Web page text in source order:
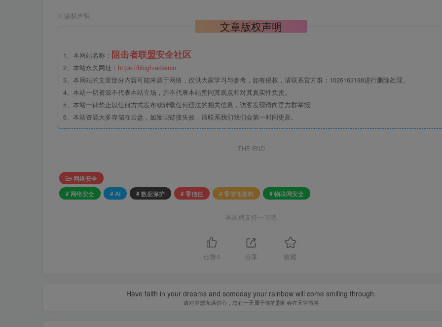
© 版权声明
文章版权声明
1、本网站名称： 阻击者联盟安全社区
2、本站永久网址： https://blogh-ackercn
3、本网站的文章部分内容可能来源于网络，仅供大家学习与参考，如有侵权，请联系官方群：1026163188进行删除处理。
4、本站一切资源不代表本站立场，并不代表本站赞同其观点和对其真实性负责。
5、本站一律禁止以任何方式发布或转载任何违法的相关信息，访客发现请向官方群举报
6、本站资源大多存储在云盘，如发现链接失效，请联系我们我们会第一时间更新。
THE END
网络安全
# 网络安全
# AI # 数据保护 # 零信任 # 零信任架构 # 物联网安全
喜欢就支持一下吧
点赞 0 分享 收藏
Have faith in your dreams and someday your rainbow will come smiling through.
请对梦想充满信心，总有一天属于你的彩虹会在天空微笑